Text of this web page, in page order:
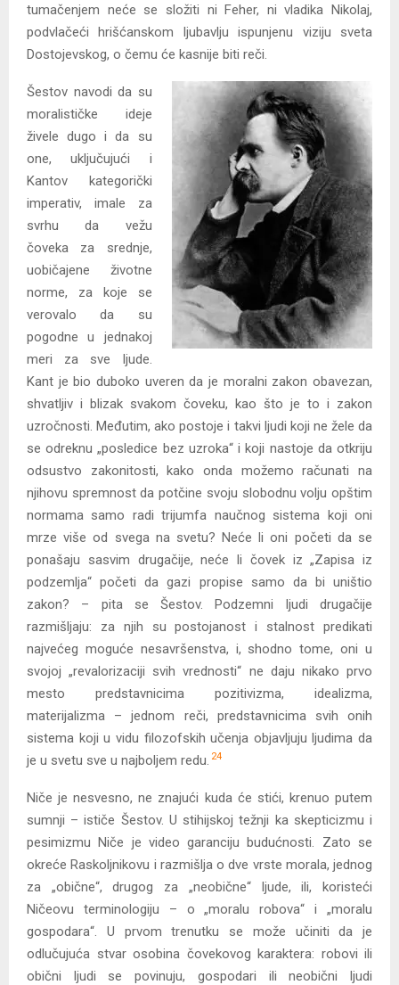
tumačenjem neće se složiti ni Feher, ni vladika Nikolaj,
podvlačeći hrišćanskom ljubavlju ispunjenu viziju sveta
Dostojevskog, o čemu će kasnije biti reči.
Šestov navodi da su
moralističke ideje
živele dugo i da su
one, uključujući i
Kantov kategorički
imperativ, imale za
svrhu da vežu
čoveka za srednje,
uobičajene životne
norme, za koje se
verovalo da su
pogodne u jednakoj
meri za sve ljude.
Kant je bio duboko uveren da je moralni zakon obavezan,
shvatljiv i blizak svakom čoveku, kao što je to i zakon
uzročnosti. Međutim, ako postoje i takvi ljudi koji ne žele da
se odreknu „posledice bez uzroka“ i koji nastoje da otkriju
odsustvo zakonitosti, kako onda možemo računati na
njihovu spremnost da potčine svoju slobodnu volju opštim
normama samo radi trijumfa naučnog sistema koji oni
mrze više od svega na svetu? Neće li oni početi da se
ponašaju sasvim drugačije, neće li čovek iz „Zapisa iz
podzemlja“ početi da gazi propise samo da bi uništio
zakon? – pita se Šestov. Podzemni ljudi drugačije
razmišljaju: za njih su postojanost i stalnost predikati
najvećeg moguće nesavršenstva, i, shodno tome, oni u
svojoj „revalorizaciji svih vrednosti“ ne daju nikako prvo
mesto predstavnicima pozitivizma, idealizma,
materijalizma – jednom reči, predstavnicima svih onih
sistema koji u vidu filozofskih učenja objavljuju ljudima da
je u svetu sve u najboljem redu. 24
Niče je nesvesno, ne znajući kuda će stići, krenuo putem
sumnji – ističe Šestov. U stihijskoj težnji ka skepticizmu i
pesimizmu Niče je video garanciju budućnosti. Zato se
okreće Raskoljnikovu i razmišlja o dve vrste morala, jednog
za „obične“, drugog za „neobične“ ljude, ili, koristeći
Ničeovu terminologiju – o „moralu robova“ i „moralu
gospodara“. U prvom trenutku se može učiniti da je
odlučujuća stvar osobina čovekovog karaktera: robovi ili
obični ljudi se povinuju, gospodari ili neobični ljudi